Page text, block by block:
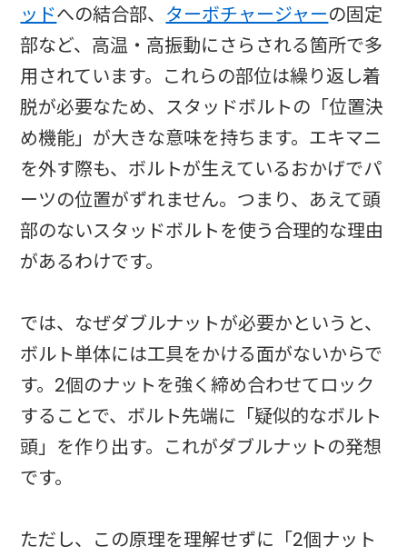
ッドへの結合部、 ターボチャージャーの固定
部など、高温・高振動にさらされる箇所で多
用されています。これらの部位は繰り返し着
脱が必要なため、スタッドボルトの「位置決
め機能」が大きな意味を持ちます。エキマニ
を外す際も、ボルトが生えているおかげでパ
ーツの位置がずれません。つまり、あえて頭
部のないスタッドボルトを使う合理的な理由
があるわけです。
では、なぜダブルナットが必要かというと、
ボルト単体には工具をかける面がないからで
す。2個のナットを強く締め合わせてロック
することで、ボルト先端に「疑似的なボルト
頭」を作り出す。これがダブルナットの発想
です。
ただし、この原理を理解せずに「2個ナット